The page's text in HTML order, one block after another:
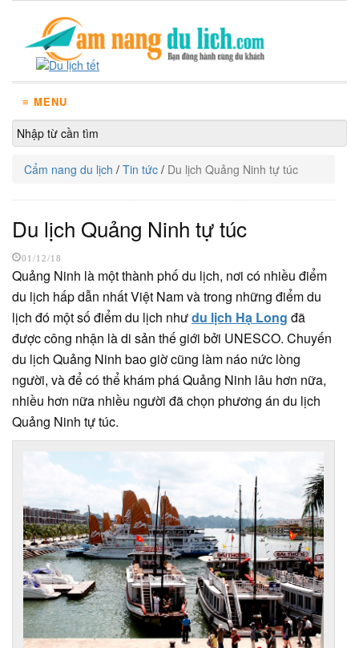
≡ MENU
Cẩm nang du lịch / Tin tức / Du lịch Quảng Ninh tự túc
Du lịch Quảng Ninh tự túc
01/12/18
Quảng Ninh là một thành phố du lịch, nơi có nhiều điểm
du lịch hấp dẫn nhất Việt Nam và trong những điểm du
lịch đó một số điểm du lịch nhưdu lịch Hạ Long đã
được công nhận là di sản thế giới bởi UNESCO. Chuyến
du lịch Quảng Ninh bao giờ cũng làm náo nức lòng
người, và để có thể khám phá Quảng Ninh lâu hơn nữa,
nhiều hơn nữa nhiều người đã chọn phương án du lịch
Quảng Ninh tự túc.